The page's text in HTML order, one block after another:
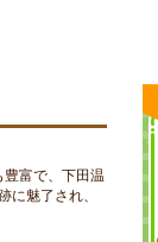
富で、下田温
魅了され、